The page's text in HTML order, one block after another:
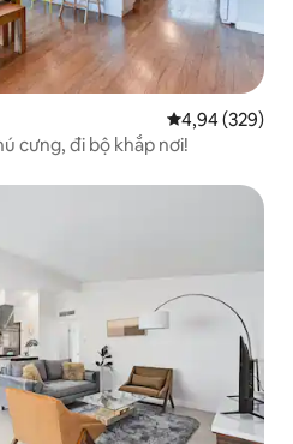
Xếp hạng
4,94 (329)
cưng, đi bộ khắp nơi!